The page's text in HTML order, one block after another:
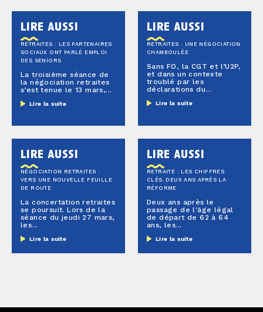
lire aussi
RETRAITES : LES PARTENAIRES
SOCIAUX ONT PARLÉ EMPLOI
DES SENIORS
La troisième séance de
la négociation retraites
s’est tenue le 13 mars,...
Lire la suite
lire aussi
RETRAITES : UNE NÉGOCIATION
CHAMBOULÉE
Sans FO, la CGT et l’U2P,
et dans un contexte
troublé par les
déclarations du...
Lire la suite
lire aussi
NÉGOCIATION RETRAITES :
VERS UNE NOUVELLE FEUILLE
DE ROUTE
La concertation retraites
se poursuit. Lors de la
séance du jeudi 27 mars,
les...
Lire la suite
lire aussi
RETRAITE : LES CHIFFRES
CLÉS, DEUX ANS APRÈS LA
RÉFORME
Deux ans après le
passage de l'âge légal
de départ de 62 à 64
ans, les...
Lire la suite